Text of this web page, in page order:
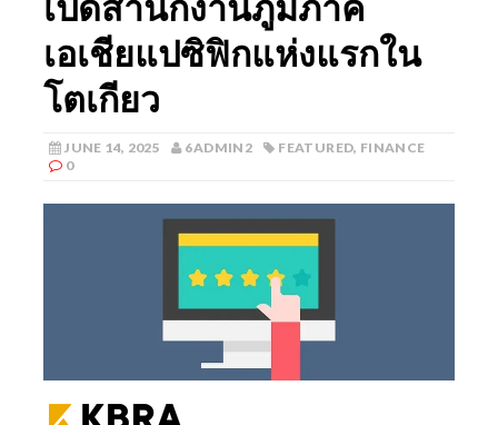
เอเชียแปซิฟิกแห่งแรกใน
โตเกียว
JUNE 14, 2025 6ADMIN2 FEATURED, FINANCE
0